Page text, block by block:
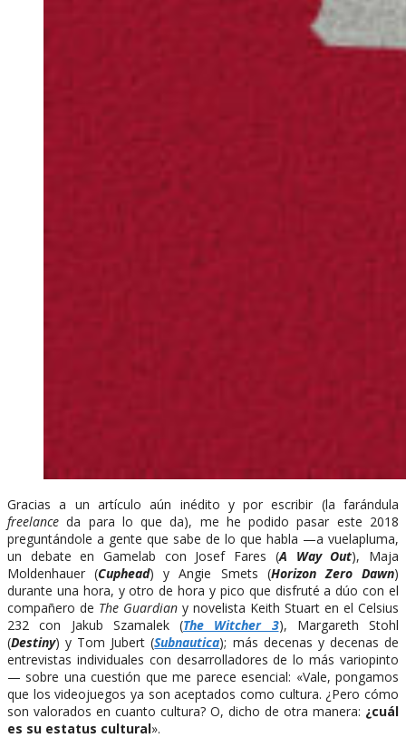
Gracias a un artículo aún inédito y por escribir (la farándula
freelanceda para lo que da), me he podido pasar este 2018
preguntándole a gente que sabe de lo que habla —a vuelapluma,
un debate en Gamelab con Josef Fares (A Way Out), Maja
Moldenhauer (Cuphead) y Angie Smets (Horizon Zero Dawn)
durante una hora, y otro de hora y pico que disfruté a dúo con el
compañero de The Guardian y novelista Keith Stuart en el Celsius
232 con Jakub Szamalek (The Witcher 3), Margareth Stohl
(Destiny) y Tom Jubert (Subnautica); más decenas y decenas de
entrevistas individuales con desarrolladores de lo más variopinto
— sobre una cuestión que me parece esencial: «Vale, pongamos
que los videojuegos ya son aceptados como cultura. ¿Pero cómo
son valorados en cuanto cultura? O, dicho de otra manera: ¿cuál
es su estatus cultural».